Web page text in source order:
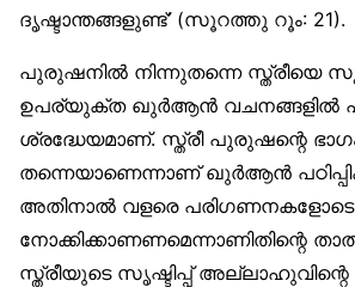
ദൃഷ്ടാന്തങ്ങളുണ്ട്’ (സൂറത്തു റൂം: 21).
പുരുഷനിൽ നിന്നുതന്നെ സ്ത്രീയെ
ഉപര്യുക്ത ഖുർആൻ വചനങ്ങളിൽ
ശ്രദ്ധേയമാണ്. സ്ത്രീ പുരുഷന്റെ
തന്നെയാണെന്നാണ് ഖുർആൻ
അതിനാൽ വളരെ
നോക്കിക്കാണണമെന്നാണിതിന്റെ
സ്ത്രീയുടെ സൃഷ്ടിപ്പ്